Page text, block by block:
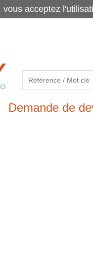
Demande de
vous acceptez